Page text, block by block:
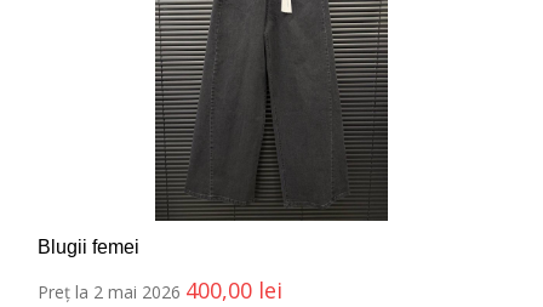
Blugii femei
Preț la 2 mai 2026 400,00 lei